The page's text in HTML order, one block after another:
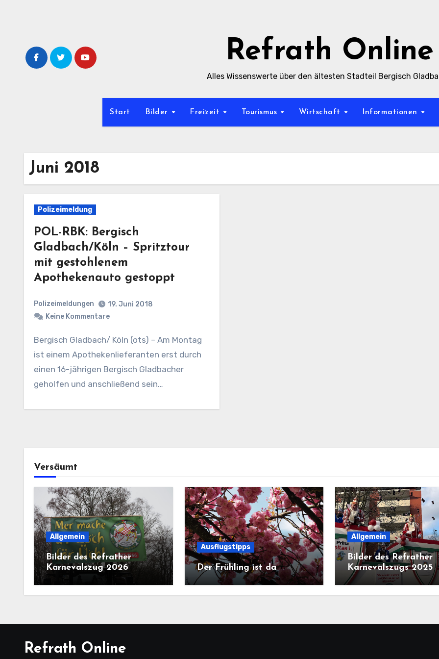
Refrath Online
Alles Wissenswerte über den ältesten Stadteil Bergisch
Start Bilder Freizeit Tourismus Wirtschaft Informationen
Juni 2018
Polizeimeldung
POL-RBK: Bergisch
Gladbach/Köln – Spritztour
mit gestohlenem
Apothekenauto gestoppt
Polizeimeldungen
19. Juni 2018
Keine Kommentare
Bergisch Gladbach/ Köln (ots) – Am Montag
ist einem Apothekenlieferanten erst durch
einen 16-jährigen Bergisch Gladbacher
geholfen und anschließend sein…
Versäumt
Allgemein
Bilder des Refrather
Karnevalszug 2026
Ausflugstipps
Der Frühling ist da
Allgemein
Bilder des Refrather
Karnevalszugs 2025
Refrath Online